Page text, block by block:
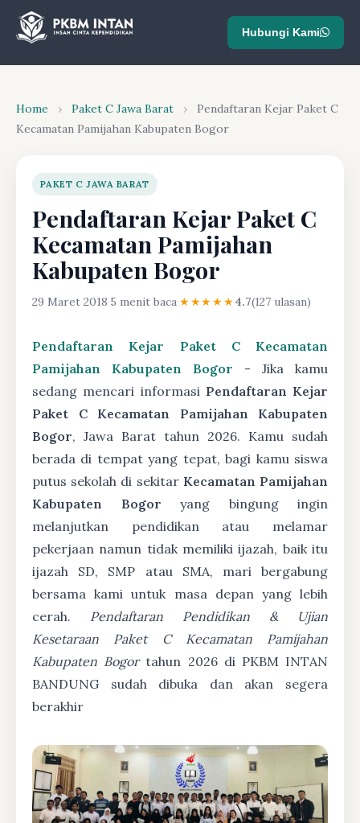
Hubungi Kami
Home › Paket C Jawa Barat ›
Pendaftaran Kejar Paket C
Kecamatan Pamijahan Kabupaten Bogor
PAKET C JAWA BARAT
Pendaftaran Kejar Paket C
Kecamatan Pamijahan
Kabupaten Bogor
29 Maret 2018·5 menit baca·★★★★★4.7(127 ulasan)
Pendaftaran Kejar Paket C Kecamatan
Pamijahan Kabupaten Bogor - Jika kamu
sedang mencari informasi Pendaftaran Kejar
Paket C Kecamatan Pamijahan Kabupaten
Bogor, Jawa Barat tahun 2026. Kamu sudah
berada di tempat yang tepat, bagi kamu siswa
putus sekolah di sekitar Kecamatan Pamijahan
Kabupaten Bogor yang bingung ingin
melanjutkan pendidikan atau melamar
pekerjaan namun tidak memiliki ijazah, baik itu
ijazah SD, SMP atau SMA, mari bergabung
bersama kami untuk masa depan yang lebih
cerah. Pendaftaran Pendidikan & Ujian
Kesetaraan Paket C Kecamatan Pamijahan
Kabupaten Bogortahun 2026 di PKBM INTAN
BANDUNG sudah dibuka dan akan segera
berakhir